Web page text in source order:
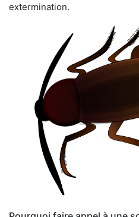
extermination.